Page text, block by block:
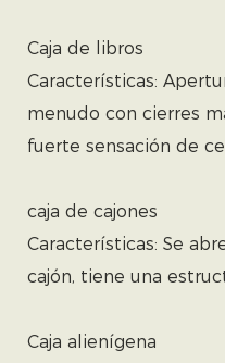
Caja de libros
Características:
menudo con cierres
fuerte sensación de
caja de cajones
Características: Se
cajón, tiene una
Caja alienígena